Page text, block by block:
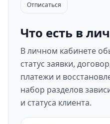
Отписаться
Что есть в
В личном кабинете
статус заявки,
платежи и
набор разделов
и статуса клиента.